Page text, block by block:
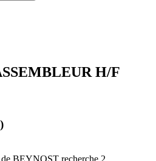
H/F
BEYNOST recherche 2